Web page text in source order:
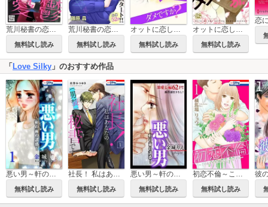
荒川秘書の恋の憂鬱
無料試し読み
荒川秘書の恋の憂鬱 Love Silky
無料試し読み
オットに恋しちゃダメですか？ Love Silky
無料試し読み
オットに恋しちゃダメですか？
無料試し読み
「 Love Silky 」のおすすめ作品
無料試し読み 無料試し読み 無料試し読み 無料試し読み